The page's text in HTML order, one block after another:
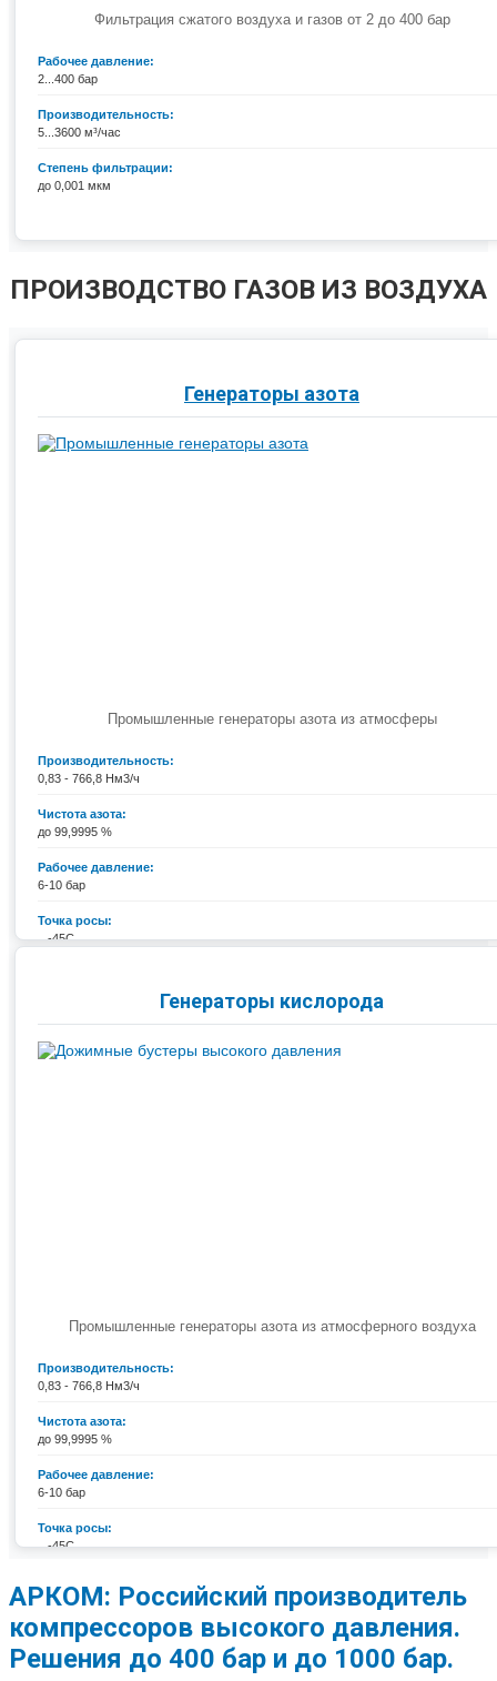
Фильтрация сжатого воздуха и газов от 2 до 400 бар
Рабочее давление:
2...400 бар
Производительность:
5...3600 м³/час
Степень фильтрации:
до 0,001 мкм
ПРОИЗВОДСТВО ГАЗОВ ИЗ ВОЗДУХА
Генераторы азота
Промышленные генераторы азота из атмосферы
Производительность:
0,83 - 766,8 Нм3/ч
Чистота азота:
до 99,9995 %
Рабочее давление:
6-10 бар
Точка росы:
...-45С
Генераторы кислорода
Промышленные генераторы азота из атмосферного воздуха
Производительность:
0,83 - 766,8 Нм3/ч
Чистота азота:
до 99,9995 %
Рабочее давление:
6-10 бар
Точка росы:
...-45С
АРКОМ: Российский производитель
компрессоров высокого давления.
Решения до 400 бар и до 1000 бар.